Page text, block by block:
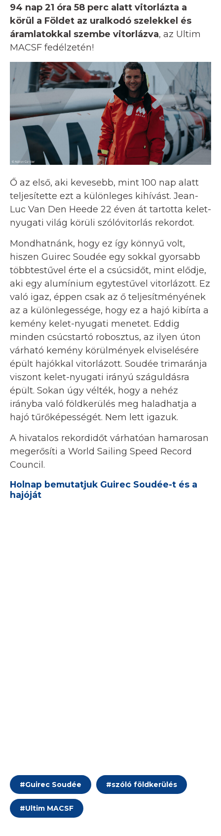
94 nap 21 óra 58 perc alatt vitorlázta a
körül a Földet az uralkodó szelekkel és
áramlatokkal szembe vitorlázva, az Ultim
MACSF fedélzetén!
Ő az első, aki kevesebb, mint 100 nap alatt
teljesítette ezt a különleges kihívást. Jean-
Luc Van Den Heede 22 éven át tartotta kelet-
nyugati világ körüli szólóvitorlás rekordot.
Mondhatnánk, hogy ez így könnyű volt,
hiszen Guirec Soudée egy sokkal gyorsabb
többtestűvel érte el a csúcsidőt, mint elődje,
aki egy alumínium egytestűvel vitorlázott. Ez
való igaz, éppen csak az ő teljesítményének
az a különlegessége, hogy ez a hajó kibírta a
kemény kelet-nyugati menetet. Eddig
minden csúcstartó robosztus, az ilyen úton
várható kemény körülmények elviselésére
épült hajókkal vitorlázott. Soudée trimaránja
viszont kelet-nyugati irányú száguldásra
épült. Sokan úgy vélték, hogy a nehéz
irányba való földkerülés meg haladhatja a
hajó tűrőképességét. Nem lett igazuk.
A hivatalos rekordidőt várhatóan hamarosan
megerősíti a World Sailing Speed ​​​​Record
Council.
Holnap bemutatjuk Guirec Soudée-t és a
hajóját
#Guirec Soudée #szóló földkerülés
#Ultim MACSF